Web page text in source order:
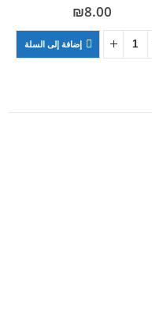
out of 5
₪8.00
إضافة إلى السلة